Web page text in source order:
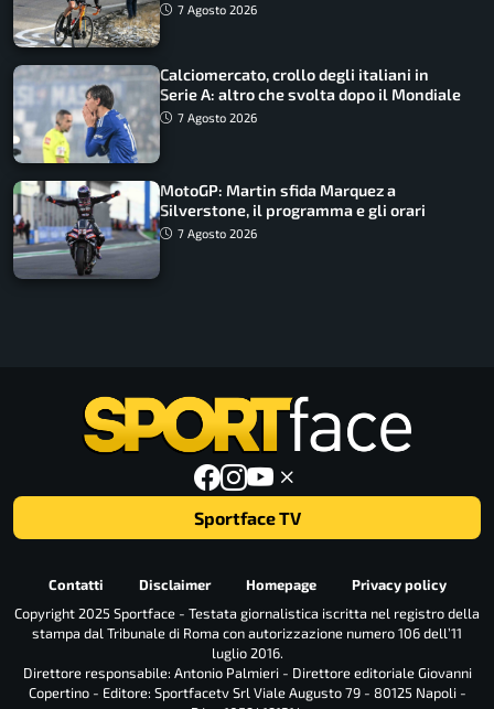
come vederli
7 Agosto 2026
Calciomercato, crollo degli italiani in
Serie A: altro che svolta dopo il Mondiale
7 Agosto 2026
MotoGP: Martin sfida Marquez a
Silverstone, il programma e gli orari
7 Agosto 2026
Sportface TV
Contatti Disclaimer Homepage
Privacy policy
Copyright 2025 Sportface - Testata giornalistica iscritta nel registro della
stampa dal Tribunale di Roma con autorizzazione numero 106 dell’11
luglio 2016.
Direttore responsabile: Antonio Palmieri - Direttore editoriale Giovanni
Copertino - Editore: Sportfacetv Srl Viale Augusto 79 - 80125 Napoli -